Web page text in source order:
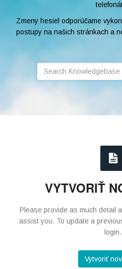
Zmeny hesiel odporúčame
postupy na našich stránkach a
VYTVORIŤ
Please provide as much detail
assist you. To update a
login.
Vytvoriť